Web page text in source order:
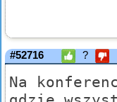
#52716 ?
Na